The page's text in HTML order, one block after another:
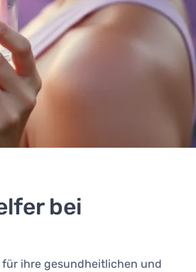
bei
ihre gesundheitlichen und